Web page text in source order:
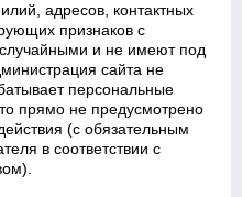
адресов, контактных
признаков с
и не имеют под
сайта не
персональные
прямо не предусмотрено
(с обязательным
в соответствии с